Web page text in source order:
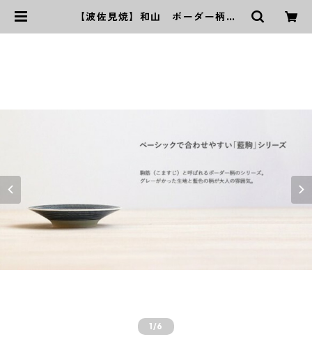
【波佐見焼】和山 ボーダー柄
1/6